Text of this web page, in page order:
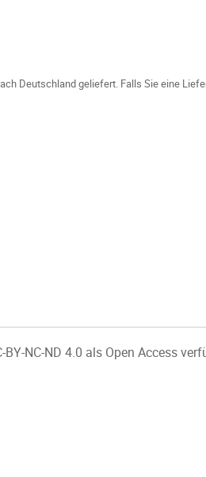
Deutschland geliefert. Falls Sie eine
NC-ND 4.0 als Open Access